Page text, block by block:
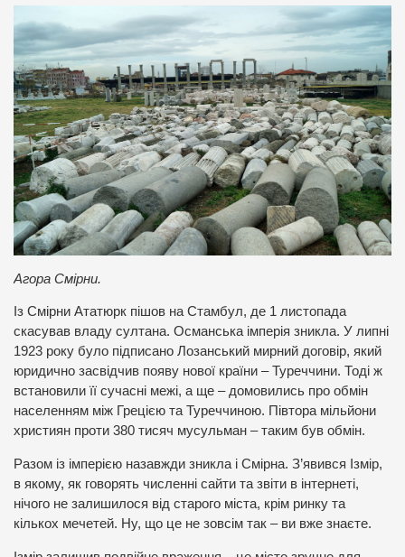
Агора Смірни.
Із Смірни Ататюрк пішов на Стамбул, де 1 листопада
скасував владу султана. Османська імперія зникла. У липні
1923 року було підписано Лозанський мирний договір, який
юридично засвідчив появу нової країни – Туреччини. Тоді ж
встановили її сучасні межі, а ще – домовились про обмін
населенням між Грецією та Туреччиною. Півтора мільйони
християн проти 380 тисяч мусульман – таким був обмін.
Разом із імперією назавжди зникла і Смірна. З’явився Ізмір,
в якому, як говорять численні сайти та звіти в інтернеті,
нічого не залишилося від старого міста, крім ринку та
кількох мечетей. Ну, що це не зовсім так – ви вже знаєте.